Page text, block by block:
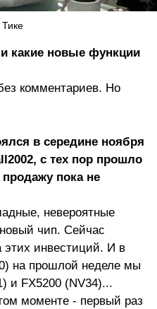
какие новые функции
комментариев. Но
в середине ноября
с тех пор прошло
пока не
невероятные
чип. Сейчас
этих инвестиций. И в
на прошлой неделе мы
и FX5200 (NV34)...
моменте - первый раз